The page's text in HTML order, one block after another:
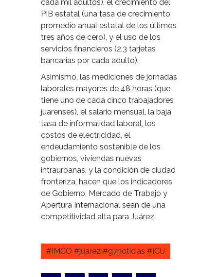
cada mil adultos), el crecimiento del
PIB estatal (una tasa de crecimiento
promedio anual estatal de los últimos
tres años de cero), y el uso de los
servicios financieros (2.3 tarjetas
bancarias por cada adulto).
Asimismo, las mediciones de jornadas
laborales mayores de 48 horas (que
tiene uno de cada cinco trabajadores
juarenses), el salario mensual, la baja
tasa de informalidad laboral, los
costos de electricidad, el
endeudamiento sostenible de los
gobiernos, viviendas nuevas
intraurbanas, y la condición de ciudad
fronteriza, hacen que los indicadores
de Gobierno, Mercado de Trabajo y
Apertura Internacional sean de una
competitividad alta para Juárez.
#IMCO #juarez #g7noticias #ICU